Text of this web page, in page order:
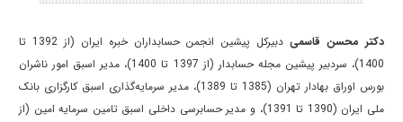
دکتر محسن قاسمی
دبیرکل پیشین انجمن حسابداران خبره ایران (از 1392 تا
1400)، سردبیر پیشین مجله حسابدار (از 1397 تا 1400)، مدیر اسبق امور ناشران
بورس اوراق بهادار تهران (1385 تا 1389)، مدیر سرمایه‌گذاری اسبق کارگزاری بانک
ملی ایران (1390 تا 1391)، و مدیر حسابرسی داخلی اسبق تامین سرمایه امین (از